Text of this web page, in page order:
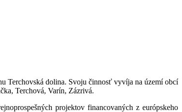
Terchovská dolina. Svoju činnosť vyvíja na území obcí
Terchová, Varín, Zázrivá.
projektov financovaných z európskeho